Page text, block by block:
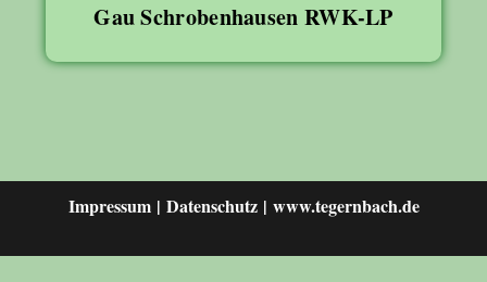
Gau Schrobenhausen RWK-LP
Impressum Datenschutz www.tegernbach.de